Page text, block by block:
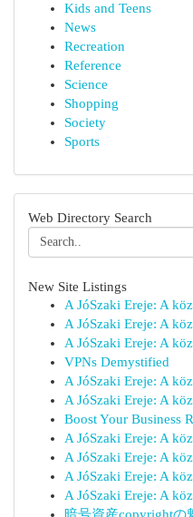
Kids and Teens
News
Recreation
Reference
Science
Shopping
Society
Sports
Web Directory Search
New Site Listings
A JóSzaki Ereje: A
A JóSzaki Ereje: A
A JóSzaki Ereje: A
VPNs Demystified
A JóSzaki Ereje: A
A JóSzaki Ereje: A
Boost Your Business
A JóSzaki Ereje: A
A JóSzaki Ereje: A
A JóSzaki Ereje: A
A JóSzaki Ereje: A